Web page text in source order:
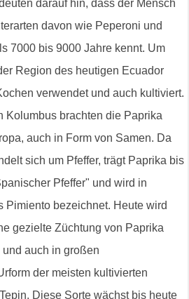
darauf hin, dass der Mensch
davon wie Peperoni und
7000 bis 9000 Jahre kennt. Um
Region des heutigen Ecuador
verwendet und auch kultiviert.
Kolumbus brachten die Paprika
auch in Form von Samen. Da
sich um Pfeffer, trägt Paprika bis
Pfeffer" und wird in
Pimiento bezeichnet. Heute wird
gezielte Züchtung von Paprika
auch in großen
der meisten kultivierten
Diese Sorte wächst bis heute